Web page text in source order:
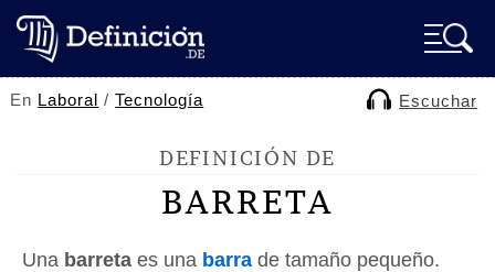
En Laboral /Tecnología Escuchar
DEFINICIÓN DE
BARRETA
Una barreta es una barra de tamaño pequeño.